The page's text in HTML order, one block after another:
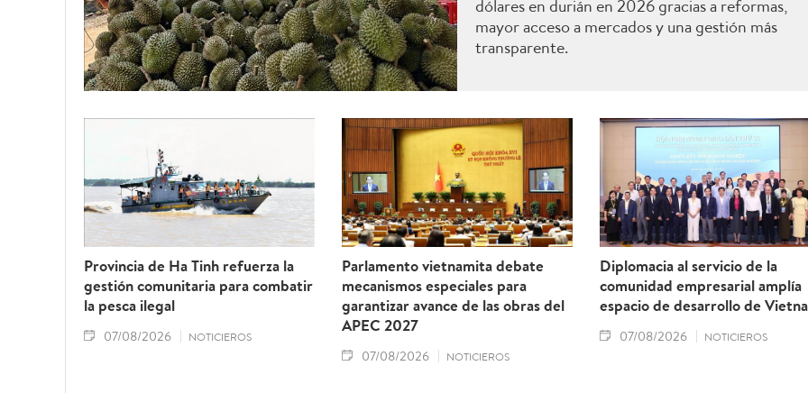
dólares en durián en 2026 gracias a reformas,
mayor acceso a mercados y una gestión más
transparente.
Provincia de Ha Tinh refuerza la
gestión comunitaria para combatir
la pesca ilegal
07/08/2026 NOTICIEROS
Parlamento vietnamita debate
mecanismos especiales para
garantizar avance de las obras del
APEC 2027
07/08/2026 NOTICIEROS
Diplomacia al servicio de la
comunidad empresarial amplía
espacio de desarrollo de
07/08/2026 NOTICIEROS